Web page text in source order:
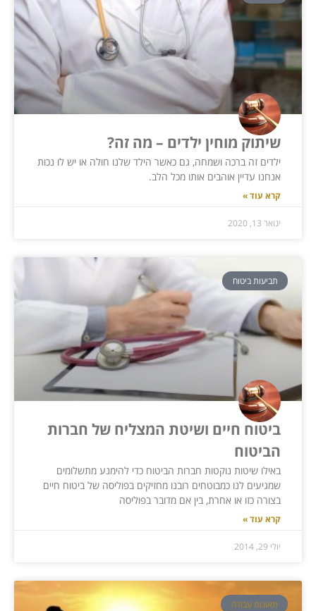
שיתוק מוחין ילדים – מה זה?
ילדים זה ברכה ושמחה, גם כאשר הילד שלנו חולה או יש לו נכות
אנחנו עדיין אוהבים אותו מכל הלב.
קרא עוד »
ינואר 13, 2020
תביעות ביטוח
ביטוח חיים ושיטת המצליח של חברות
הביטוח
באילו שיטות נוקטות חברות הביטוח כדי להימנע מתשלומים
שמגיעים לנו כמבוטחים רובנו מחזיקים בפוליסה של ביטוח חיים
בצורה כזו או אחרת, בין אם מדובר בפוליסה
קרא עוד »
יולי 29, 2014
תאונות עבודה